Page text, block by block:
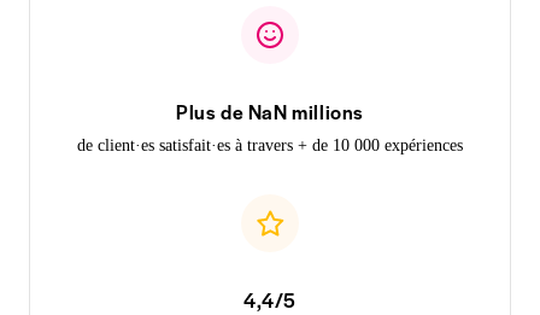
Plus de NaN millions
de client·es satisfait·es à travers + de 10 000 expériences
4,4/5